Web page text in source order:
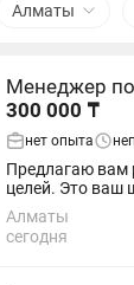
Алматы
Менеджер
300 000 ₸
нет опыта
Предлагаю вам
целей. Это ваш
Алматы
сегодня